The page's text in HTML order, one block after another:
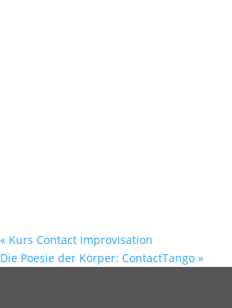
« Kurs Contact Improvisation
Die Poesie der Körper: ContactTango »